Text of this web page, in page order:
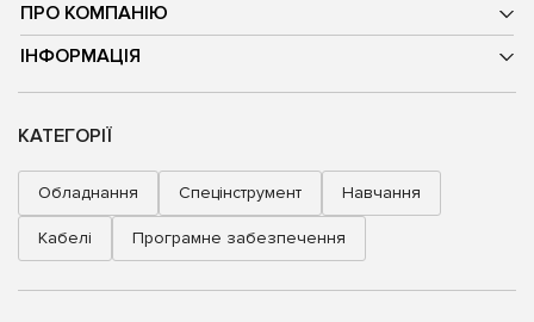
ПРО КОМПАНІЮ
ІНФОРМАЦІЯ
КАТЕГОРІЇ
Обладнання Спецінструмент Навчання
Кабелі Програмне забезпечення